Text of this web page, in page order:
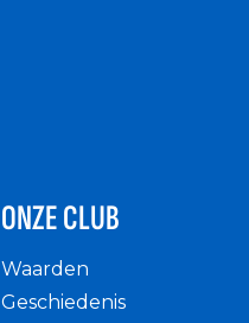
ONZE CLUB
Waarden
Geschiedenis